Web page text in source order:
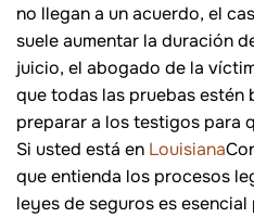
no llegan a un acuerdo, el
suele aumentar la duración
juicio, el abogado de la
que todas las pruebas estén
preparar a los testigos para
Si usted está en Louisiana
que entienda los procesos
leyes de seguros es